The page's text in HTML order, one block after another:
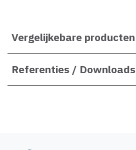
Vergelijkebare producten
Referenties / Downloads